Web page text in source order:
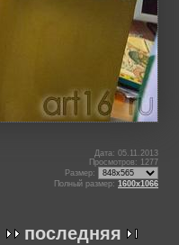
Дата: 05.11.2013
Просмотров: 1277
Размер:
Полный размер: 1600x1066
последняя